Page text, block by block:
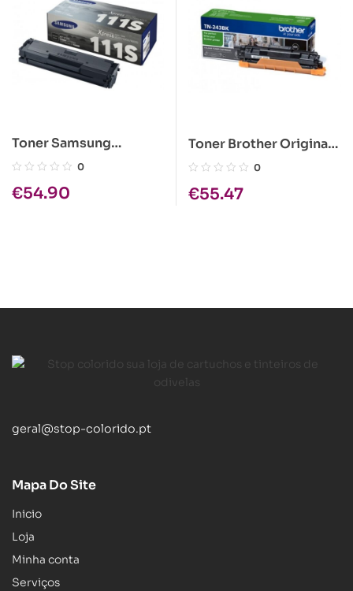
Toner Samsung
Original MLT-D111S
0
€54.90
Toner Brother Original
TN-243BK Preto
0
€55.47
geral@stop-colorido.pt
Mapa Do Site
Inicio
Loja
Minha conta
Serviços